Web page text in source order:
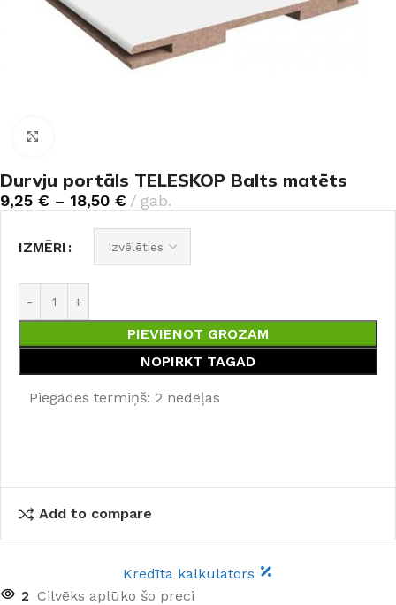
Durvju portāls TELESKOP Balts matēts
9,25 € – 18,50 € gab.
IZMĒRI
PIEVIENOT GROZAM
NOPIRKT TAGAD
Piegādes termiņš: 2 nedēļas
Add to compare
Kredīta kalkulators
2 Cilvēks aplūko šo preci